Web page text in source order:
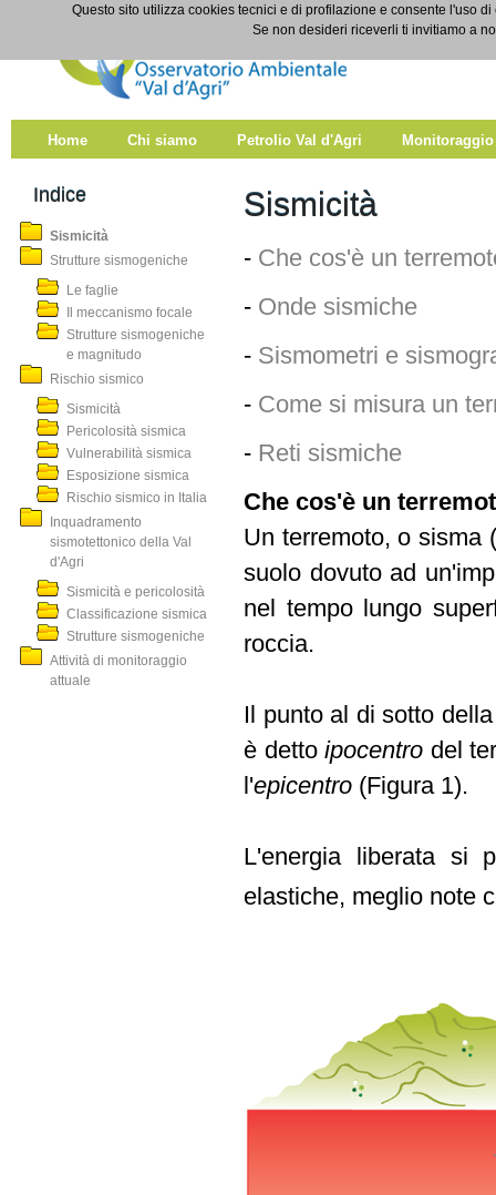
Salta al contenuto
Sismicità
Home Chi siamo Petrolio Val d'Agri Monitoraggio
Indice
Sismicità
Strutture sismogeniche
Le faglie
Il meccanismo focale
Strutture sismogeniche
e magnitudo
Rischio sismico
Sismicità
Pericolosità sismica
Vulnerabilità sismica
Esposizione sismica
Rischio sismico in Italia
Inquadramento
sismotettonico della Val
d'Agri
Sismicità e pericolosità
Classificazione sismica
Strutture sismogeniche
Attività di monitoraggio
attuale
Sismicità
- Che cos'è un
- Onde sismiche
- Sismometri e
- Come si misura un
- Reti sismiche
Che cos'è un
Un terremoto, o sisma
suolo dovuto ad
nel tempo lungo
roccia.
Il punto al di sotto
è dettoipocentro del
l'epicentro (Figura 1).
L'energia liberata si
elastiche, meglio note
Questo sito utilizza cookies tecnici e di profilazione e consente l'uso
Se non desideri riceverli ti invitiamo a